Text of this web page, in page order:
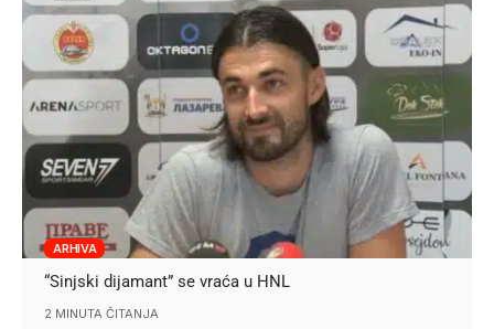
ARHIVA
“Sinjski dijamant” se vraća u HNL
2 MINUTA ČITANJA